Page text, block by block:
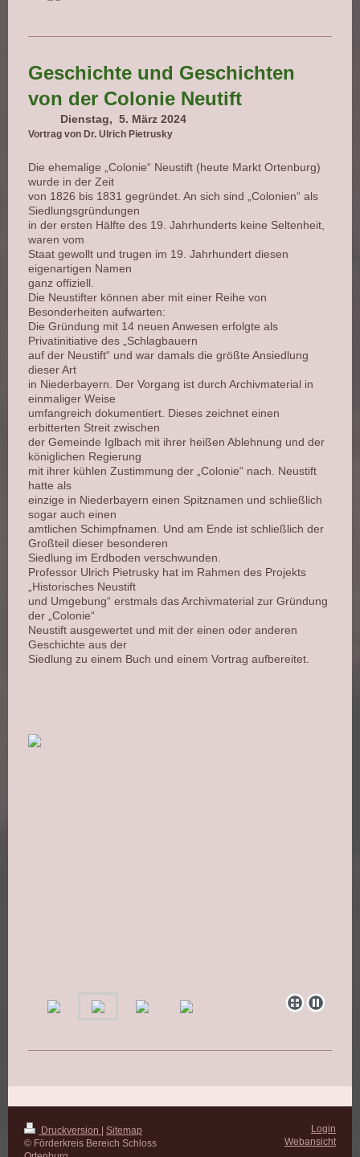
Geschichte und Geschichten
von der Colonie Neutift
Dienstag, 5. März 2024
Vortrag von Dr. Ulrich Pietrusky
Die ehemalige „Colonie“ Neustift (heute Markt Ortenburg)
wurde in der Zeit
von 1826 bis 1831 gegründet. An sich sind „Colonien“ als
Siedlungsgründungen
in der ersten Hälfte des 19. Jahrhunderts keine Seltenheit,
waren vom
Staat gewollt und trugen im 19. Jahrhundert diesen
eigenartigen Namen
ganz offiziell.
Die Neustifter können aber mit einer Reihe von
Besonderheiten aufwarten:
Die Gründung mit 14 neuen Anwesen erfolgte als
Privatinitiative des „Schlagbauern
auf der Neustift“ und war damals die größte Ansiedlung
dieser Art
in Niederbayern. Der Vorgang ist durch Archivmaterial in
einmaliger Weise
umfangreich dokumentiert. Dieses zeichnet einen
erbitterten Streit zwischen
der Gemeinde Iglbach mit ihrer heißen Ablehnung und der
königlichen Regierung
mit ihrer kühlen Zustimmung der „Colonie“ nach. Neustift
hatte als
einzige in Niederbayern einen Spitznamen und schließlich
sogar auch einen
amtlichen Schimpfnamen. Und am Ende ist schließlich der
Großteil dieser besonderen
Siedlung im Erdboden verschwunden.
Professor Ulrich Pietrusky hat im Rahmen des Projekts
„Historisches Neustift
und Umgebung“ erstmals das Archivmaterial zur Gründung
der „Colonie“
Neustift ausgewertet und mit der einen oder anderen
Geschichte aus der
Siedlung zu einem Buch und einem Vortrag aufbereitet.
Druckversion
Sitemap
© Förderkreis Bereich Schloss
Login
Webansicht